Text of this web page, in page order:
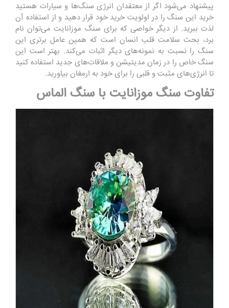
پیشنهاد می‌شود اگر از معتقدان انرژی سنگ‌ها و سیارات هستید
خرید این سنگ را در اولویت خرید خود قرار دهید و از استفاده آن
لذت ببرید. از دیگر خواصی که برای سنگ موزانایت می‌توان نام
برد، بحث سلامت قلب انسان است که همین عامل برتری این
سنگ را نسبت به نمونه‌های دیگر اثبات می‌کند. بهتر است این
سنگ خاص را در زمان مدیتیشن و ملاقات‌های جدید استفاده کنید
تا انرژی‌های مثبت و قلبی را برای خود به ارمغان بیاورید.
تفاوت سنگ موزانایت با سنگ الماس